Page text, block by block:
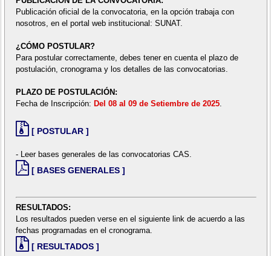
Publicación oficial de la convocatoria, en la opción trabaja con
nosotros, en el portal web institucional: SUNAT.
¿CÓMO POSTULAR?
Para postular correctamente, debes tener en cuenta el plazo de
postulación, cronograma y los detalles de las convocatorias.
PLAZO DE POSTULACIÓN:
Fecha de Inscripción: Del 08 al 09 de Setiembre de 2025.
[ POSTULAR ]
- Leer bases generales de las convocatorias CAS.
[ BASES GENERALES ]
RESULTADOS:
Los resultados pueden verse en el siguiente link de acuerdo a las
fechas programadas en el cronograma.
[ RESULTADOS ]